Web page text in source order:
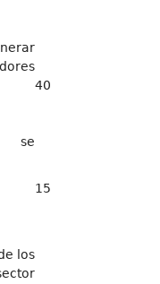
40
se
15
los